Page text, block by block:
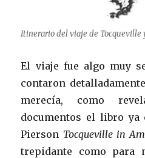
Itinerario del viaje de Tocqueville
El viaje fue algo muy
contaron
merecía, como
documentos el libro ya
Pierson Tocqueville in
trepidante como para